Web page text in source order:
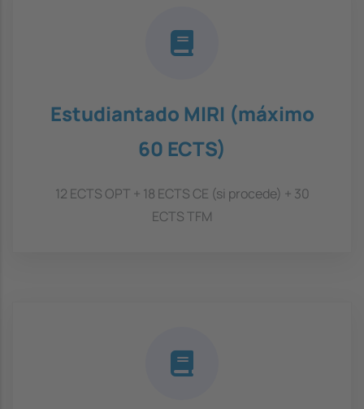
Estudiantado MIRI (máximo
60 ECTS)
12 ECTS OPT + 18 ECTS CE (si procede) + 30
ECTS TFM